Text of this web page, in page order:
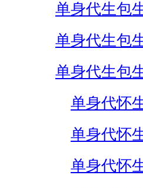
单身代生包
单身代生包
单身代生包
单身代怀
单身代怀
单身代怀